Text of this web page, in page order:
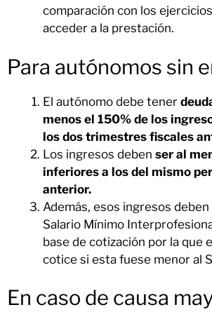
comparación con los
acceder a la prestación.
Para autónomos sin
El autónomo debe tener
menos el 150% de los
los dos trimestres fiscales
Los ingresos deben ser al
inferiores a los del mismo
anterior.
Además, esos ingresos
Salario Mínimo
base de cotización por la que
cotice si esta fuese menor al
En caso de causa